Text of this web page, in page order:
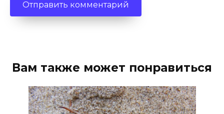
Вам также может понравиться